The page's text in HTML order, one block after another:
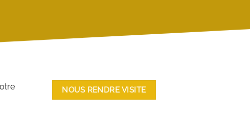
NOUS RENDRE VISITE